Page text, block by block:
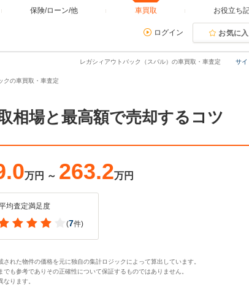
保険/ローン/他 車買取 お役立ち
ログイン お気に入
サイ
レガシィアウトバック（スバル）の車買取・車査定
クの車買取・車査定
相場と最高額で売却するコツ
万円 ～ 263.2万円
均査定満足度
(7件)
れた物件の価格を元に独自の集計ロジックによって算出しています。
も参考でありその正確性について保証するものではありません。
ります。